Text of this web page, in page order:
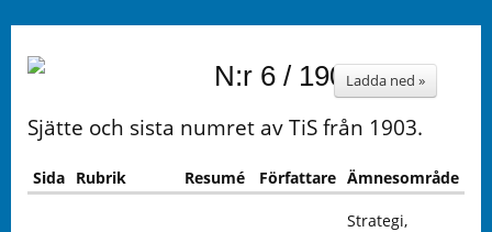
N:r 6 / 1903Ladda ned »
Sjätte och sista numret av TiS från 1903.
Sida Rubrik Resumé Författare Ämnesområde
Strategi,